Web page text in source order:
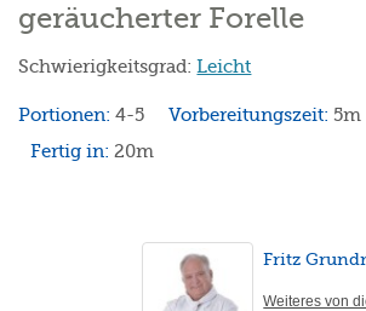
geräucherter Forelle
Schwierigkeitsgrad:Leicht
Portionen:4-5 Vorbereitungszeit:5m
Fertig in:20m
Fritz
Weiteres von